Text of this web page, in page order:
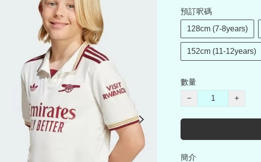
預訂呎碼
128cm (7-8years)
152cm (11-12years)
數量
−
+
簡介